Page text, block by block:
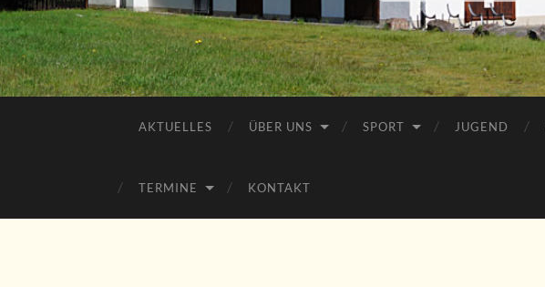
AKTUELLES ÜBER UNS SPORT JUGEND
TERMINE KONTAKT